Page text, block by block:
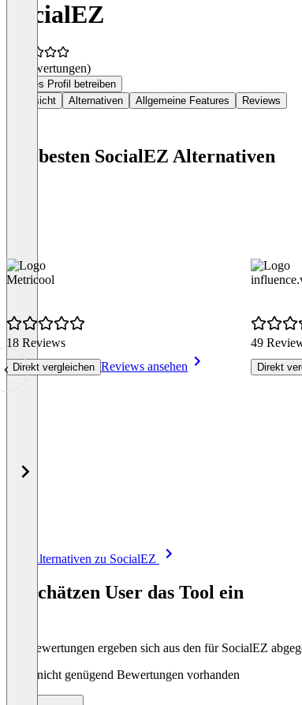
SocialEZ
(0 Bewertungen)
Dieses Profil betreiben
Übersicht
Alternativen Allgemeine Features Reviews
Die besten SocialEZ Alternativen
Metricool
18 Reviews
Direkt vergleichen Reviews ansehen
49
Direkt
Alle Alternativen zu SocialEZ
So schätzen User das Tool ein
Die Bewertungen ergeben sich aus den für SocialEZ
Noch nicht genügend Bewertungen vorhanden